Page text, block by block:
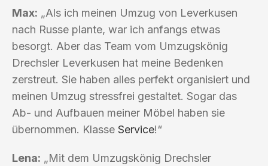
Max: „Als ich meinen Umzug von Leverkusen
nach Russe plante, war ich anfangs etwas
besorgt. Aber das Team vom Umzugskönig
Drechsler Leverkusen hat meine Bedenken
zerstreut. Sie haben alles perfekt organisiert und
meinen Umzug stressfrei gestaltet. Sogar das
Ab- und Aufbauen meiner Möbel haben sie
übernommen. Klasse Service!“
Lena: „Mit dem Umzugskönig Drechsler